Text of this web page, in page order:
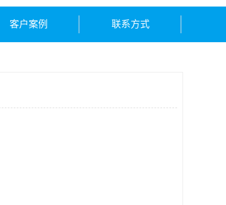
客户案例 联系方式